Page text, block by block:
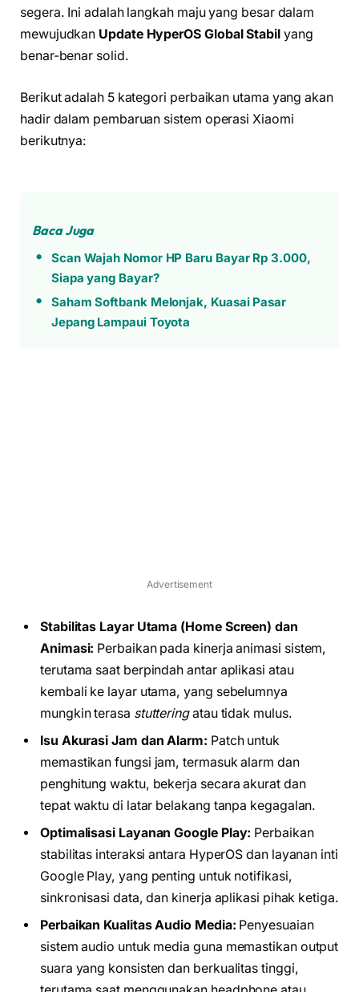
segera. Ini adalah langkah maju yang besar dalam
mewujudkan Update HyperOS Global Stabilyang
benar-benar solid.
Berikut adalah 5 kategori perbaikan utama yang akan
hadir dalam pembaruan sistem operasi Xiaomi
berikutnya:
Baca Juga
Scan Wajah Nomor HP Baru Bayar Rp 3.000,
Siapa yang Bayar?
Saham Softbank Melonjak, Kuasai Pasar
Jepang Lampaui Toyota
Advertisement
Stabilitas Layar Utama (Home Screen) dan
Animasi: Perbaikan pada kinerja animasi sistem,
terutama saat berpindah antar aplikasi atau
kembali ke layar utama, yang sebelumnya
mungkin terasa stutteringatau tidak mulus.
Isu Akurasi Jam dan Alarm: Patch untuk
memastikan fungsi jam, termasuk alarm dan
penghitung waktu, bekerja secara akurat dan
tepat waktu di latar belakang tanpa kegagalan.
Optimalisasi Layanan Google Play: Perbaikan
stabilitas interaksi antara HyperOS dan layanan inti
Google Play, yang penting untuk notifikasi,
sinkronisasi data, dan kinerja aplikasi pihak ketiga.
Perbaikan Kualitas Audio Media: Penyesuaian
sistem audio untuk media guna memastikan output
suara yang konsisten dan berkualitas tinggi,